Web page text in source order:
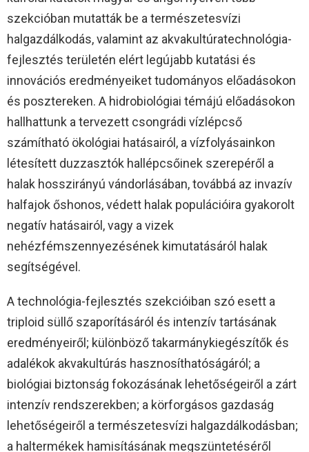
szekcióban mutatták be a természetesvízi
halgazdálkodás, valamint az akvakultúratechnológia-
fejlesztés területén elért legújabb kutatási és
innovációs eredményeiket tudományos előadásokon
és posztereken. A hidrobiológiai témájú előadásokon
hallhattunk a tervezett csongrádi vízlépcső
számítható ökológiai hatásairól, a vízfolyásainkon
létesített duzzasztók hallépcsőinek szerepéről a
halak hosszirányú vándorlásában, továbbá az invazív
halfajok őshonos, védett halak populációira gyakorolt
negatív hatásairól, vagy a vizek
nehézfémszennyezésének kimutatásáról halak
segítségével.
A technológia-fejlesztés szekcióiban szó esett a
triploid süllő szaporításáról és intenzív tartásának
eredményeiről; különböző takarmánykiegészítők és
adalékok akvakultúrás hasznosíthatóságáról; a
biológiai biztonság fokozásának lehetőségeiről a zárt
intenzív rendszerekben; a körforgásos gazdaság
lehetőségeiről a természetesvízi halgazdálkodásban;
a haltermékek hamisításának megszüntetéséről